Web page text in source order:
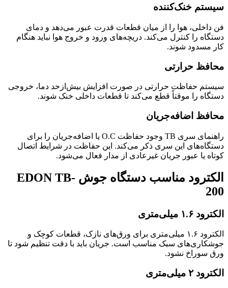
سیستم خنک‌کننده
فن داخلی، هوا را از میان قطعات قدرت عبور می‌دهد و دمای
دستگاه را کنترل می‌کند. دریچه‌های ورود و خروج هوا نباید هنگام
کار مسدود شوند.
محافظ حرارتی
سیستم حفاظت حرارتی در صورت افزایش بیش‌ازحد دما، خروجی
دستگاه را موقتاً قطع می‌کند تا قطعات داخلی خنک شوند.
محافظ اضافه‌جریان
راهنمای سری TB وجود حفاظت O.C یا اضافه‌جریان را برای
دستگاه‌های این سری ذکر می‌کند. این حفاظت در شرایط اتصال
کوتاه یا عبور جریان غیرعادی از مدار فعال می‌شود.
الکترود مناسب دستگاه جوش EDON TB-
200
الکترود ۱.۶ میلی‌متری
الکترود ۱.۶ میلی‌متری برای ورق‌های نازک، قطعات کوچک و
جوشکاری‌های سبک مناسب است. جریان باید با دقت تنظیم شود تا
ورق سوراخ نشود.
الکترود ۲ میلی‌متری